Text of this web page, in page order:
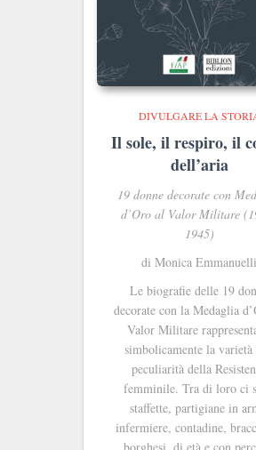
DIVULGARE LA
Il sole, il respiro, il
dell’aria
19 donne decorate con
d’Oro al Valor Militare
1945)
di Monica Emmanuelli
Le biografie delle 19
decorate con la Medaglia
Valor Militare
simbolicamente la varietà
peculiarità della
femminile. Tra di loro ci
staffette, partigiane in
infermiere, contadine,